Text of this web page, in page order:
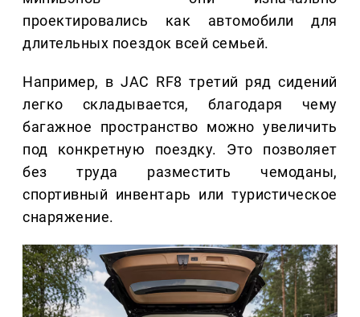
проектировались как автомобили для
длительных поездок всей семьей.
Например, в JAC RF8 третий ряд сидений
легко складывается, благодаря чему
багажное пространство можно увеличить
под конкретную поездку. Это позволяет
без труда разместить чемоданы,
спортивный инвентарь или туристическое
снаряжение.